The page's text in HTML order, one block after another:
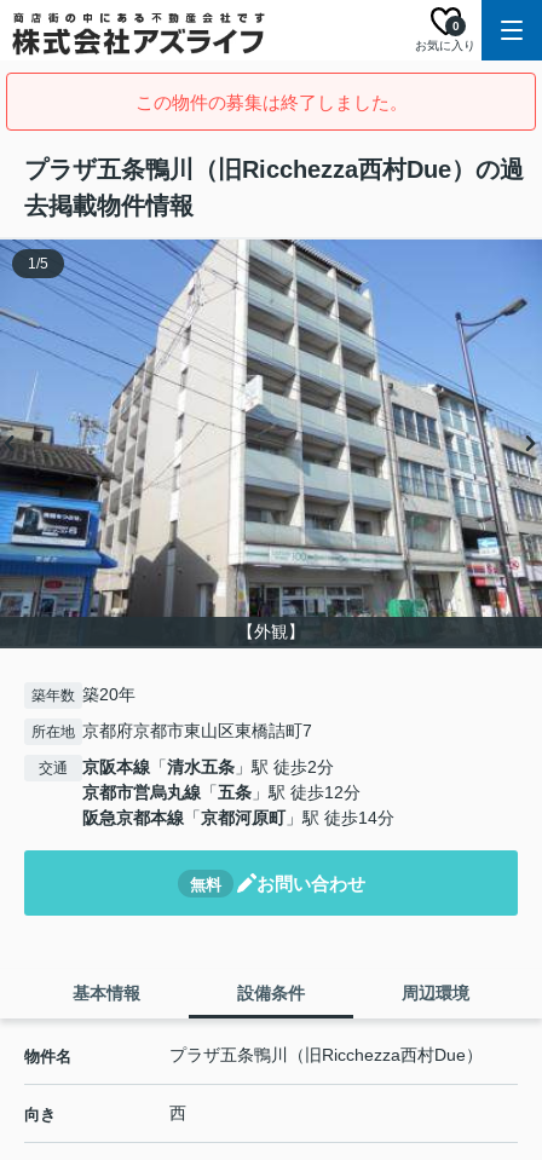
お気に入り
0
この物件の募集は終了しました。
プラザ五条鴨川（旧Ricchezza西村Due）の過
去掲載物件情報
【外観】
1/5
築年数 築20年
所在地 京都府京都市東山区東橋詰町7
交通 京阪本線 「清水五条 」駅 徒歩2分
京都市営烏丸線 「五条 」駅 徒歩12分
阪急京都本線 「京都河原町」駅 徒歩14分
無料 お問い合わせ
基本情報 設備条件 周辺環境
物件名 プラザ五条鴨川（旧Ricchezza西村Due）
向き 西